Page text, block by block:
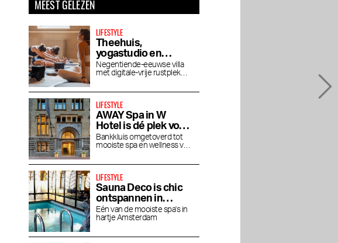
MEEST GELEZEN
LIFESTYLE
Theehuis,
yogastudio en
wellness De Roos in
Vondelpark
Negentiende-eeuwse villa
met digitale-vrije rustplek
LIFESTYLE
AWAY Spa in W
Hotel is dé plek voor
een middag baden
in luxe
Bankkluis omgetoverd tot
mooiste spa en wellness van
LIFESTYLE
Sauna Deco is chic
ontspannen in
Parijse allure
Één van de mooiste spa's in
hartje Amsterdam